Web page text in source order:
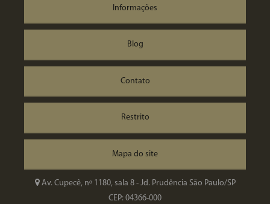
Informações
Blog
Contato
Restrito
Mapa do site
Av. Cupecê, nº 1180, sala 8 - Jd. Prudência São Paulo/SP
CEP: 04366-000